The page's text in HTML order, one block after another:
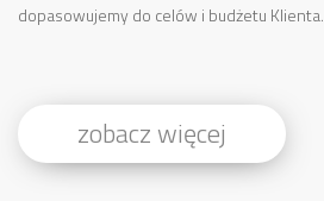
dopasowujemy do celów i budżetu Klienta.
zobacz więcej